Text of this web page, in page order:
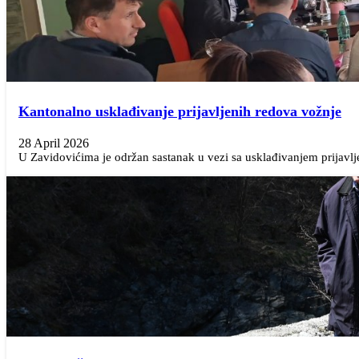
Kantonalno usklađivanje prijavljenih redova vožnje
28 April 2026
U Zavidovićima je održan sastanak u vezi sa usklađivanjem